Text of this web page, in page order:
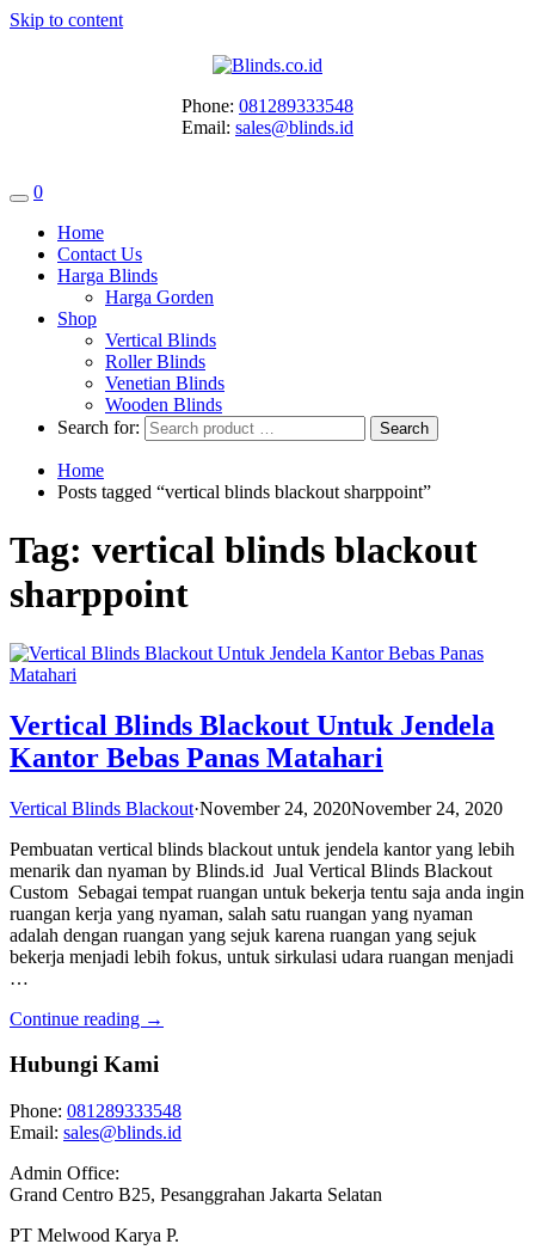
Skip to content
Phone: 081289333548
Email: sales@blinds.id
0
Home
Contact Us
Harga Blinds
Harga Gorden
Shop
Vertical Blinds
Roller Blinds
Venetian Blinds
Wooden Blinds
Search for:
Home
Posts tagged “vertical blinds blackout sharppoint”
Tag: vertical blinds blackout
sharppoint
Vertical Blinds Blackout Untuk Jendela
Kantor Bebas Panas Matahari
Vertical Blinds Blackout·November 24, 2020November 24, 2020
Pembuatan vertical blinds blackout untuk jendela kantor yang lebih
menarik dan nyaman by Blinds.id Jual Vertical Blinds Blackout
Custom Sebagai tempat ruangan untuk bekerja tentu saja anda ingin
ruangan kerja yang nyaman, salah satu ruangan yang nyaman
adalah dengan ruangan yang sejuk karena ruangan yang sejuk
bekerja menjadi lebih fokus, untuk sirkulasi udara ruangan menjadi
…
Continue reading →
Hubungi Kami
Phone: 081289333548
Email: sales@blinds.id
Admin Office:
Grand Centro B25, Pesanggrahan Jakarta Selatan
PT Melwood Karya P.